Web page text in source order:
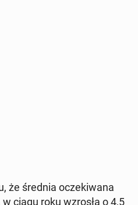
że średnia ocze­ki­wa­na
ciągu roku wzrosła o 4,5